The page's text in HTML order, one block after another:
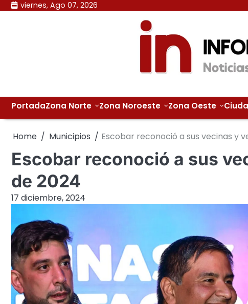
Skip viernes, Ago 07, 2026
PortadaZona Norte Zona Noroeste Zona Oeste
Home Municipios Escobar reconoció a sus vecinas y
Escobar reconoció a sus
de 2024
17 diciembre, 2024